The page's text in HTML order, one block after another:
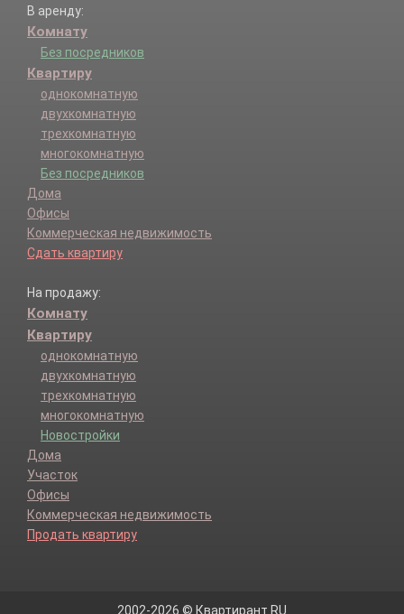
В аренду:
Комнату
Без посредников
Квартиру
однокомнатную
двухкомнатную
трехкомнатную
многокомнатную
Без посредников
Дома
Офисы
Коммерческая недвижимость
Сдать квартиру
На продажу:
Комнату
Квартиру
однокомнатную
двухкомнатную
трехкомнатную
многокомнатную
Новостройки
Дома
Участок
Офисы
Коммерческая недвижимость
Продать квартиру
2002-2026 © Квартирант.RU